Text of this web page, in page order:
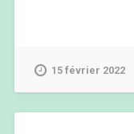
15 février 2022